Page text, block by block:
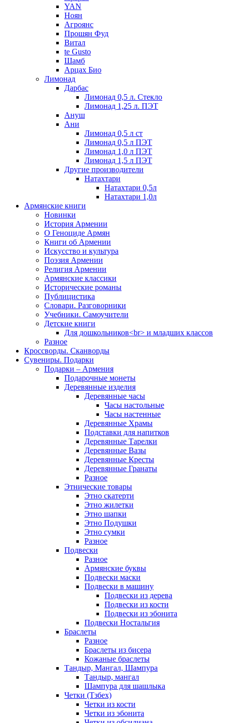
YAN
Ноян
Агроянс
Прошян Фуд
Витал
te Gusto
Шамб
Арцах Био
Лимонад
Дарбас
Лимонад 0,5 л. Стекло
Лимонад 1,25 л. ПЭТ
Ануш
Ани
Лимонад 0,5 л ст
Лимонад 0,5 л ПЭТ
Лимонад 1,0 л ПЭТ
Лимонад 1,5 л ПЭТ
Другие производители
Натахтари
Натахтари 0,5л
Натахтари 1,0л
Армянские книги
Новинки
История Армении
О Геноциде Армян
Книги об Армении
Иcкусство и культура
Поэзия Армении
Религия Армении
Армянские классики
Исторические романы
Публицистика
Словари. Разговорники
Учебники. Самоучители
Детские книги
Для дошкольников<br> и младших классов
Разное
Кроссворды. Сканворды
Сувениры. Подарки
Подарки – Армения
Подарочные монеты
Деревянные изделия
Деревянные часы
Часы настольные
Часы настенные
Деревянные Храмы
Подставки для напитков
Деревянные Тарелки
Деревянные Вазы
Деревянные Кресты
Деревянные Гранаты
Разное
Этнические товары
Этно скатерти
Этно жилетки
Этно шапки
Этно Подушки
Этно сумки
Разное
Подвески
Разное
Армянские буквы
Подвески маски
Подвески в машину
Подвески из дерева
Подвески из кости
Подвески из эбонита
Подвески Ностальгия
Браслеты
Разное
Браслеты из бисера
Кожаные браслеты
Тандыр, Мангал, Шампура
Тандыр, мангал
Шампура для шашлыка
Четки (Тзбех)
Четки из кости
Четки из эбонита